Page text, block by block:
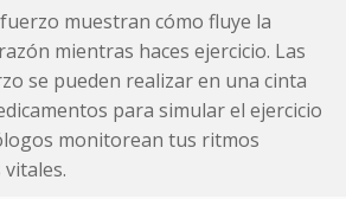
muestran cómo fluye la
mientras haces ejercicio. Las
se pueden realizar en una cinta
para simular el ejercicio
monitorean tus ritmos